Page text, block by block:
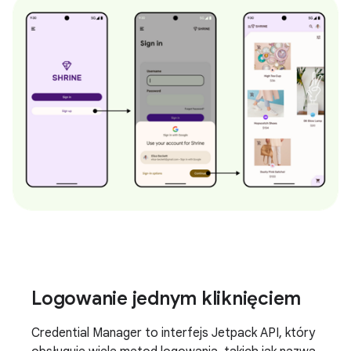
Logowanie jednym kliknięciem
Credential Manager to interfejs Jetpack API, który